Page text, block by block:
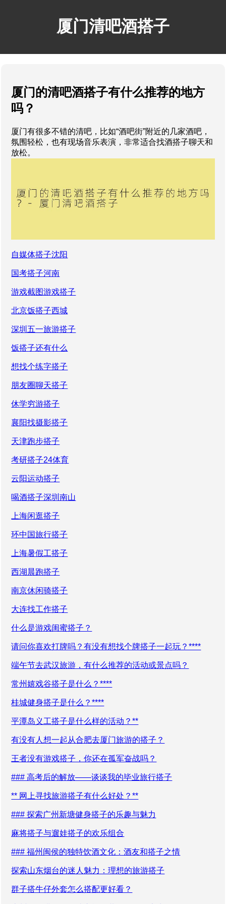
厦门清吧酒搭子
厦门的清吧酒搭子有什么推荐的地方
吗？
厦门有很多不错的清吧，比如“酒吧街”附近的几家酒吧，
氛围轻松，也有现场音乐表演，非常适合找酒搭子聊天和
放松。
自媒体搭子沈阳
国考搭子河南
游戏截图游戏搭子
北京饭搭子西城
深圳五一旅游搭子
饭搭子还有什么
想找个练字搭子
朋友圈聊天搭子
休学穷游搭子
襄阳找摄影搭子
天津跑步搭子
考研搭子24体育
云阳运动搭子
喝酒搭子深圳南山
上海闲逛搭子
环中国旅行搭子
上海暑假工搭子
西湖晨跑搭子
南京休闲骑搭子
大连找工作搭子
什么是游戏闺蜜搭子？
请问你喜欢打牌吗？有没有想找个牌搭子一起玩？****
端午节去武汉旅游，有什么推荐的活动或景点吗？
常州嬉戏谷搭子是什么？****
桂城健身搭子是什么？****
平潭岛义工搭子是什么样的活动？**
有没有人想一起从合肥去厦门旅游的搭子？
王者没有游戏搭子，你还在孤军奋战吗？
### 高考后的解放——谈谈我的毕业旅行搭子
** 网上寻找旅游搭子有什么好处？**
### 探索广州新塘健身搭子的乐趣与魅力
麻将搭子与遛娃搭子的欢乐组合
### 福州闽侯的独特饮酒文化：酒友和搭子之情
探索山东烟台的迷人魅力：理想的旅游搭子
群子搭牛仔外套怎么搭配更好看？